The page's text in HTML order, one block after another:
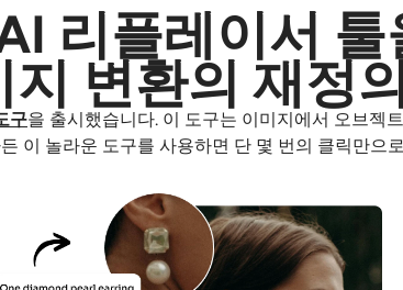
리플레이서
지 변환의 재정
구을 출시했습니다. 이 도구는 이미지에서 오브젝
이 놀라운 도구를 사용하면 단 몇 번의 클릭만으